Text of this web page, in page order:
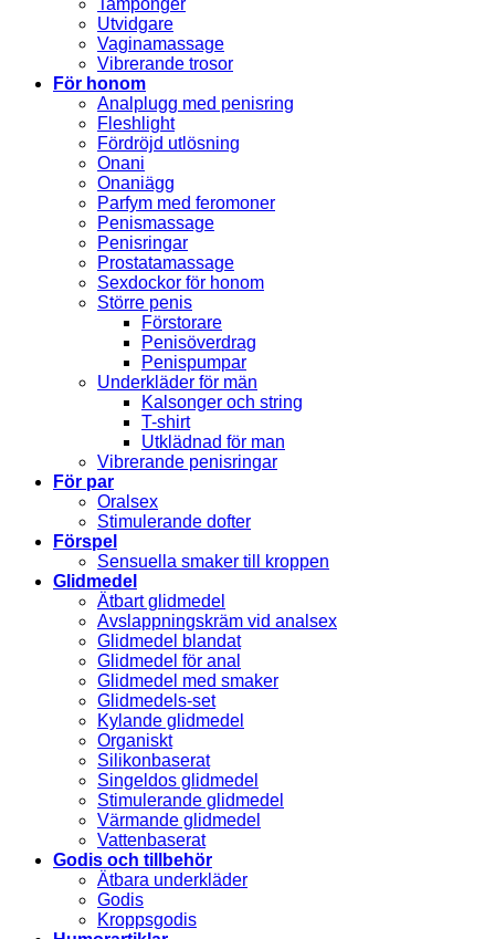
Utvidgare
Vaginamassage
Vibrerande trosor
För honom
Analplugg med penisring
Fleshlight
Fördröjd utlösning
Onani
Onaniägg
Parfym med feromoner
Penismassage
Penisringar
Prostatamassage
Sexdockor för honom
Större penis
Förstorare
Penisöverdrag
Penispumpar
Underkläder för män
Kalsonger och string
T-shirt
Utklädnad för man
Vibrerande penisringar
För par
Oralsex
Stimulerande dofter
Förspel
Sensuella smaker till kroppen
Glidmedel
Ätbart glidmedel
Avslappningskräm vid analsex
Glidmedel blandat
Glidmedel för anal
Glidmedel med smaker
Glidmedels-set
Kylande glidmedel
Organiskt
Silikonbaserat
Singeldos glidmedel
Stimulerande glidmedel
Värmande glidmedel
Vattenbaserat
Godis och tillbehör
Ätbara underkläder
Godis
Kroppsgodis